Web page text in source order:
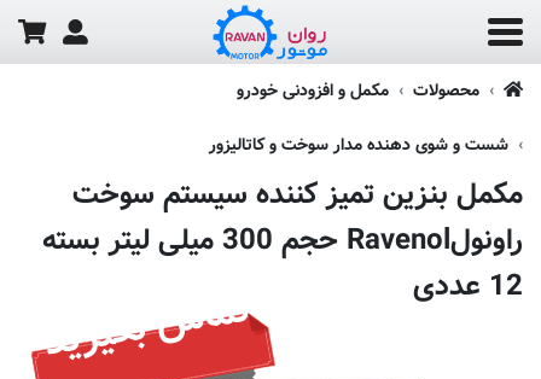
محصولات
مکمل و افزودنی خودرو
شست و شوی دهنده مدار سوخت و کاتالیزور
مکمل بنزین تمیز کننده سیستم سوخت
راونولRavenol حجم 300 میلی لیتر بسته
12 عددی
تماس بگیرید